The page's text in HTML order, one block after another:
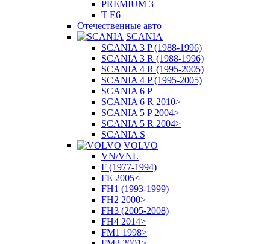
PREMIUM 3
T E6
Отечественные авто
SCANIA
SCANIA 3 P (1988-1996)
SCANIA 3 R (1988-1996)
SCANIA 4 R (1995-2005)
SCANIA 4 P (1995-2005)
SCANIA 6 P
SCANIA 6 R 2010>
SCANIA 5 P 2004>
SCANIA 5 R 2004>
SCANIA S
VOLVO
VN/VNL
F (1977-1994)
FE 2005<
FH1 (1993-1999)
FH2 2000>
FH3 (2005-2008)
FH4 2014>
FM1 1998>